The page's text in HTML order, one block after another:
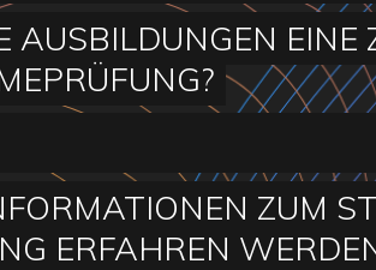
AUSBILDUNGEN
ZUM
ERFAHREN